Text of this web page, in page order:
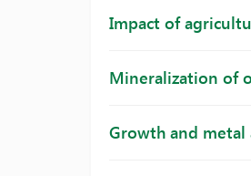
Impact of
Mineralization of
Growth and